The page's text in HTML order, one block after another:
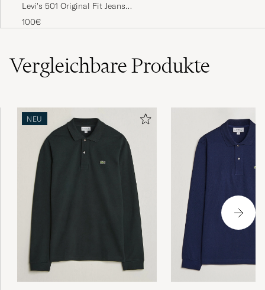
Alles bestens, gerne wieder!
schnelle Lieferung verdienen eine sehr gut
Bewertung
KLAUS P GEKAUFT AM AUF CAREOFCARL.DE
ISOMPIA KOKOJA MYYNTIIN...TAI
LÄHDETÄÄN DERSMANNILLE JOLTA LÖYTYY
MIESTEN KOKOJA MYÖS. TER.PEKKA.T
GEKAUFT AM AUF CAREOFCARL.FI
Levi's 501 Original Fit Jeans
Stonewash
100€
VergleichbareProdukte
NEU